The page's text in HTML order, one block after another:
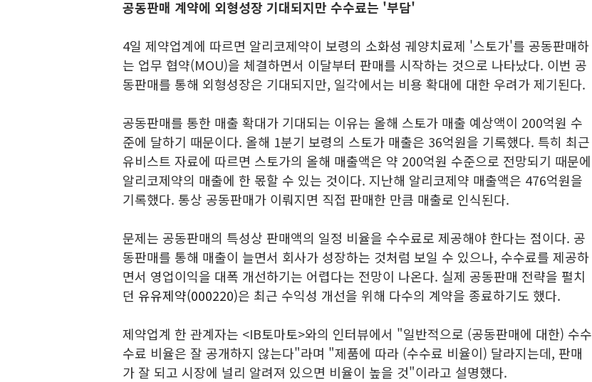
공동판매 계약에 외형성장 기대되지만 수수료는 '부담'
4일 제약업계에 따르면 알리코제약이 보령의 소화성 궤양치료제 '스토가'를 공동판매하
는 업무 협약(MOU)을 체결하면서 이달부터 판매를 시작하는 것으로 나타났다. 이번 공
동판매를 통해 외형성장은 기대되지만, 일각에서는 비용 확대에 대한 우려가 제기된다.
공동판매를 통한 매출 확대가 기대되는 이유는 올해 스토가 매출 예상액이 200억원 수
준에 달하기 때문이다. 올해 1분기 보령의 스토가 매출은 36억원을 기록했다. 특히 최근
유비스트 자료에 따르면 스토가의 올해 매출액은 약 200억원 수준으로 전망되기 때문에
알리코제약의 매출에 한 몫할 수 있는 것이다. 지난해 알리코제약 매출액은 476억원을
기록했다. 통상 공동판매가 이뤄지면 직접 판매한 만큼 매출로 인식된다.
문제는 공동판매의 특성상 판매액의 일정 비율을 수수료로 제공해야 한다는 점이다. 공
동판매를 통해 매출이 늘면서 회사가 성장하는 것처럼 보일 수 있으나, 수수료를 제공하
면서 영업이익을 대폭 개선하기는 어렵다는 전망이 나온다. 실제 공동판매 전략을 펼치
던 유유제약(000220)은 최근 수익성 개선을 위해 다수의 계약을 종료하기도 했다.
제약업계 한 관계자는 <IB토마토>와의 인터뷰에서 "일반적으로 (공동판매에 대한) 수수
수료 비율은 잘 공개하지 않는다"라며 "제품에 따라 (수수료 비율이) 달라지는데, 판매
가 잘 되고 시장에 널리 알려져 있으면 비율이 높을 것"이라고 설명했다.